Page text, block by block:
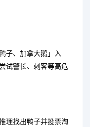
子、加拿大鹅」入
试警长、刺客等高危
理找出鸭子并投票淘